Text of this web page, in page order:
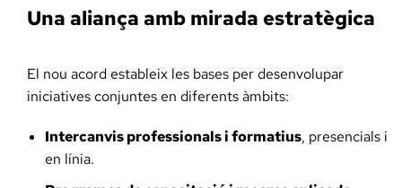
Una aliança amb mirada estratègica
El nou acord estableix les bases per desenvolupar
iniciatives conjuntes en diferents àmbits:
Intercanvis professionals i formatius, presencials i
en línia.